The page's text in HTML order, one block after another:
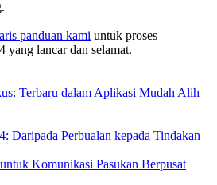
panduan kami untuk proses
yang lancar dan selamat.
Terbaru dalam Aplikasi Mudah Alih
Daripada Perbualan kepada Tindakan
Komunikasi Pasukan Berpusat